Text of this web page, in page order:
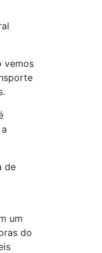
vemos
de
um
do